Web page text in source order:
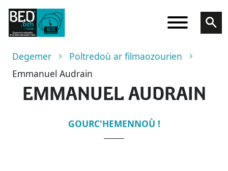
Skip to main content
Breadcrumb
Degemer
Poltredoù ar filmaozourien
Emmanuel Audrain
EMMANUEL AUDRAIN
GOURC'HEMENNOÙ !